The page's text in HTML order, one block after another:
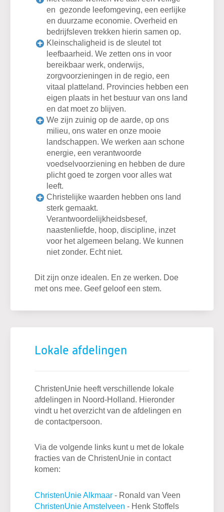
en gezonde leefomgeving, een eerlijke
en duurzame economie. Overheid en
bedrijfsleven trekken hierin samen op.
Kleinschaligheid is de sleutel tot
leefbaarheid. We zetten ons in voor
bereikbaar werk, onderwijs,
zorgvoorzieningen in de regio, een
vitaal platteland. Provincies hebben een
eigen plaats in het bestuur van ons land
en dat moet zo blijven.
We zijn zuinig op de aarde, op ons
milieu, ons water en onze mooie
landschappen. We werken aan schone
energie, een verantwoorde
voedselvoorziening en hebben de dure
plicht goed te zorgen voor alles wat
leeft.
Christelijke waarden hebben ons land
sterk gemaakt.
Verantwoordelijkheidsbesef,
naastenliefde, hoop, discipline, inzet
voor het algemeen belang. We kunnen
niet zonder. Echt niet.
Dit zijn onze idealen. En ze werken. Doe
met ons mee. Geef geloof een stem.
Lokale afdelingen
ChristenUnie heeft verschillende lokale
afdelingen in Noord-Holland. Hieronder
vindt u het overzicht van de afdelingen en
de contactpersoon.
Via de volgende links kunt u met de lokale
fracties van de ChristenUnie in contact
komen:
ChristenUnie Alkmaar - Ronald van Veen
ChristenUnie Amstelveen - Henk Stoffels